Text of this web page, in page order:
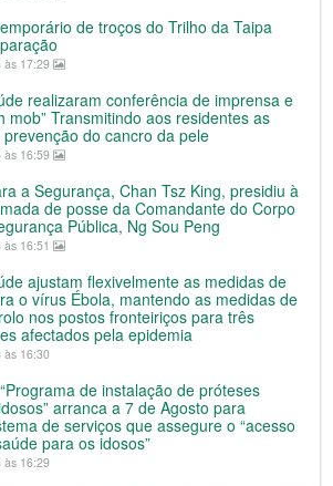
de troços do Trilho da Taipa
às 17:29
realizaram conferência de imprensa e
mob” Transmitindo aos residentes as
do cancro da pele
às 16:59
a Segurança, Chan Tsz King, presidiu à
de posse da Comandante do Corpo
Pública, Ng Sou Peng
16:51
ajustam flexivelmente as medidas de
o vírus Ébola, mantendo as medidas de
nos postos fronteiriços para três
afectados pela epidemia
às 16:30
de instalação de próteses
arranca a 7 de Agosto para
de serviços que assegure o “acesso
para os idosos”
às 16:29